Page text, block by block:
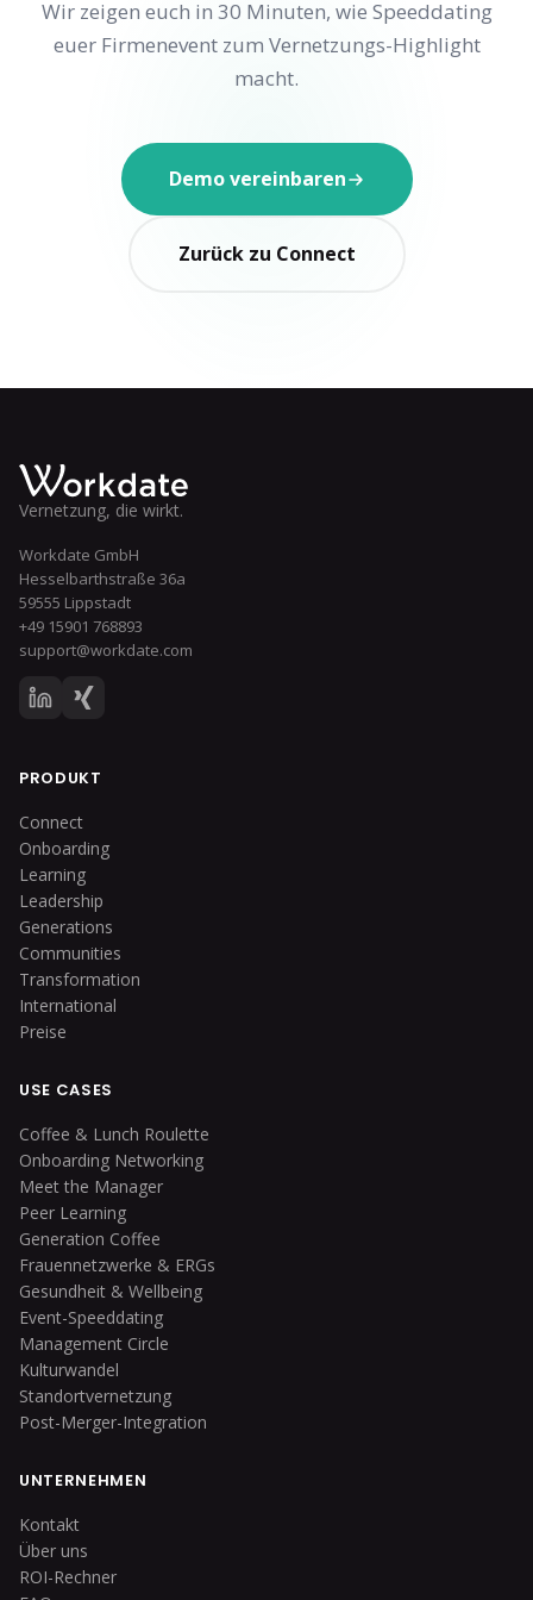
Wir zeigen euch in 30 Minuten, wie Speeddating
euer Firmenevent zum Vernetzungs-Highlight
macht.
Demo vereinbaren
Zurück zu Connect
Vernetzung, die wirkt.
Workdate GmbH
Hesselbarthstraße 36a
59555 Lippstadt
+49 15901 768893
support@workdate.com
PRODUKT
Connect
Onboarding
Learning
Leadership
Generations
Communities
Transformation
International
Preise
USE CASES
Coffee & Lunch Roulette
Onboarding Networking
Meet the Manager
Peer Learning
Generation Coffee
Frauennetzwerke & ERGs
Gesundheit & Wellbeing
Event-Speeddating
Management Circle
Kulturwandel
Standortvernetzung
Post-Merger-Integration
UNTERNEHMEN
Kontakt
Über uns
ROI-Rechner